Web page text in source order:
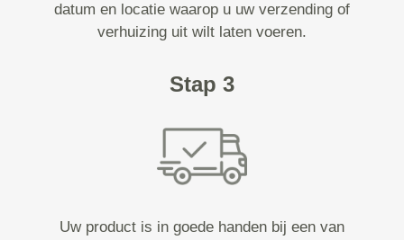
datum en locatie waarop u uw verzending of
verhuizing uit wilt laten voeren.
Stap 3
Uw product is in goede handen bij een van